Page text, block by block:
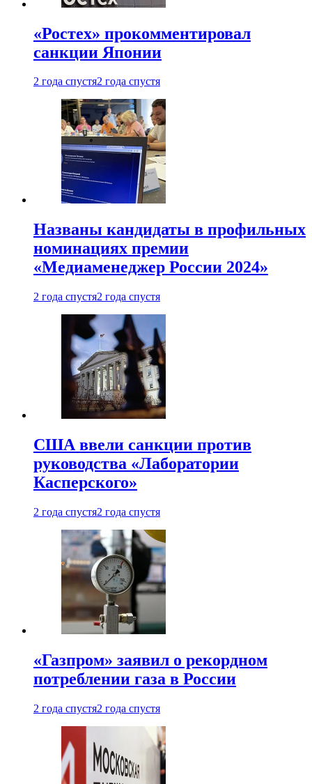
«Ростех» прокомментировал
санкции Японии
2 года спустя2 года спустя
Названы кандидаты в профильных
номинациях премии
«Медиаменеджер России 2024»
2 года спустя2 года спустя
США ввели санкции против
руководства «Лаборатории
Касперского»
2 года спустя2 года спустя
«Газпром» заявил о рекордном
потреблении газа в России
2 года спустя2 года спустя